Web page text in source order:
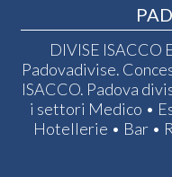
DIVISE ISACCO
Padovadivise.
ISACCO. Padova
i settori Medico •
Hotellerie • Bar •